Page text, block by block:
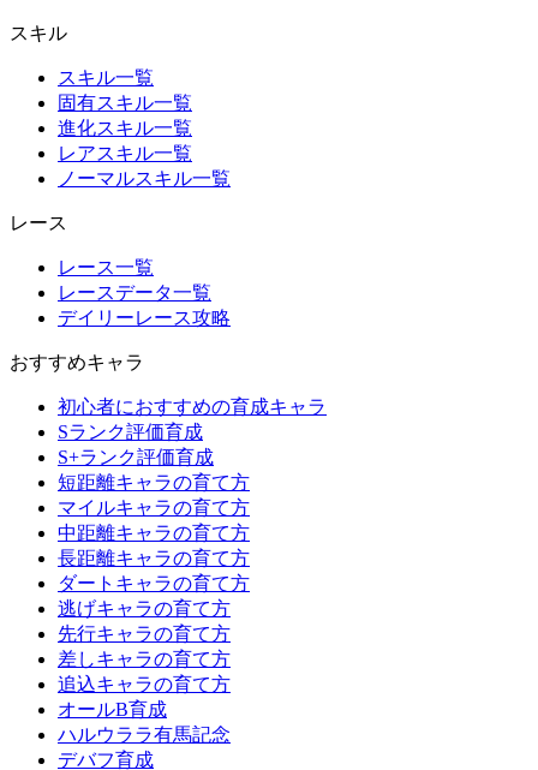
スキル
スキル一覧
固有スキル一覧
進化スキル一覧
レアスキル一覧
ノーマルスキル一覧
レース
レース一覧
レースデータ一覧
デイリーレース攻略
おすすめキャラ
初心者におすすめの育成キャラ
Sランク評価育成
S+ランク評価育成
短距離キャラの育て方
マイルキャラの育て方
中距離キャラの育て方
長距離キャラの育て方
ダートキャラの育て方
逃げキャラの育て方
先行キャラの育て方
差しキャラの育て方
追込キャラの育て方
オールB育成
ハルウララ有馬記念
デバフ育成